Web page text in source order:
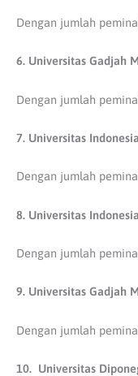
Dengan jumlah
6. Universitas Gadjah
Dengan jumlah
7. Universitas
Dengan jumlah
8. Universitas
Dengan jumlah
9. Universitas Gadjah
Dengan jumlah
10. Universitas